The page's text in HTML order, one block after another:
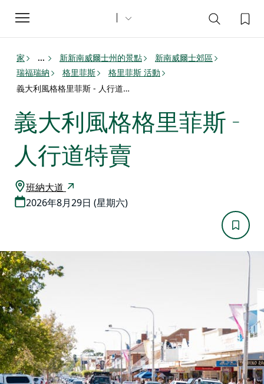
Toggle
navigation
家 ... 新新南威爾士州的景點
新南威爾士郊區
瑞福瑞納
格里菲斯
格里菲斯 活動
義大利風格格里菲斯 - 人行道特賣
義大利風格格里菲斯 -
人行道特賣
班納大道
2026年8月29日 (星期六)